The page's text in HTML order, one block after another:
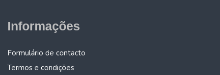
Informações
Formulário de contacto
Termos e condições